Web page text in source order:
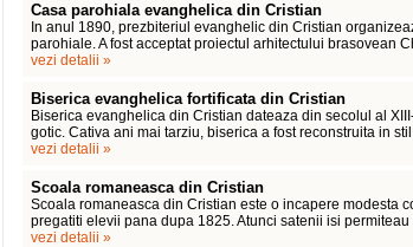
Casa parohiala evanghelica din Cristian
In anul 1890, prezbiteriul evanghelic din Cristian
parohiale. A fost acceptat proiectul arhitectului brasovean
vezi detalii »
Biserica evanghelica fortificata din Cristian
Biserica evanghelica din Cristian dateaza din secolul al
gotic. Cativa ani mai tarziu, biserica a fost reconstruita in
vezi detalii »
Scoala romaneasca din Cristian
Scoala romaneasca din Cristian este o incapere modesta
pregatiti elevii pana dupa 1825. Atunci satenii isi
vezi detalii »